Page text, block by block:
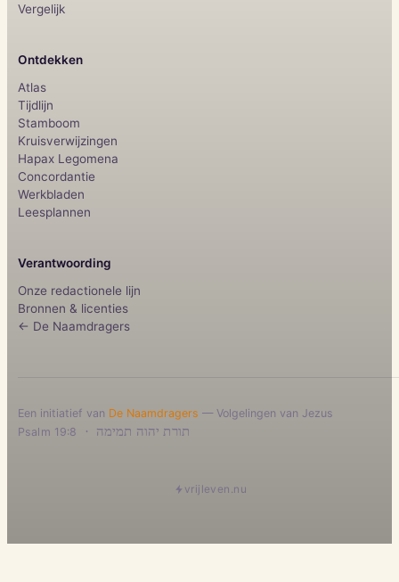
Vergelijk
Ontdekken
Atlas
Tijdlijn
Stamboom
Kruisverwijzingen
Hapax Legomena
Concordantie
Werkbladen
Leesplannen
Verantwoording
Onze redactionele lijn
Bronnen & licenties
← De Naamdragers
Een initiatief van De Naamdragers — Volgelingen van Jezus
תורת יהוה תמימה ·
Psalm 19:8
vrijleven.nu